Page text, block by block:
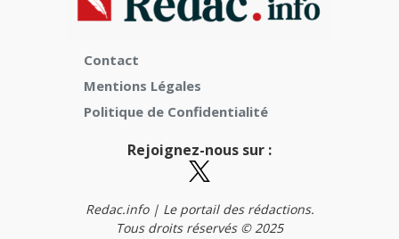
Contact
Mentions Légales
Politique de Confidentialité
Rejoignez-nous sur :
Redac.info | Le portail des rédactions.
Tous droits réservés © 2025